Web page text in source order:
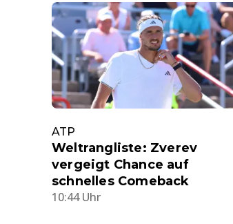
ATP
Weltrangliste: Zverev
vergeigt Chance auf
schnelles Comeback
10:44 Uhr